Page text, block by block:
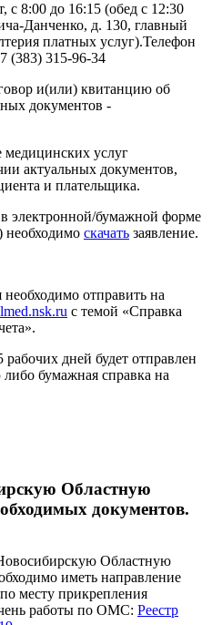
с 8:00 до 16:15 (обед с 12:30
Данченко, д. 130, главный
платных услуг).Телефон
(383) 315-96-34
и(или) квитанцию об
документов -
медицинских услуг
актуальных документов,
и плательщика.
электронной/бумажной форме
необходимо скачать заявление.
отправить на
с темой «Справка
рабочих дней будет отправлен
бумажная справка на
Областную
документов.
Областную
иметь направление
месту прикрепления
работы по ОМС: Реестр